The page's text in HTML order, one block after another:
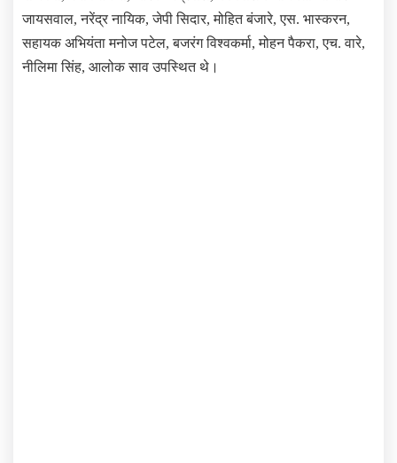
जायसवाल, नरेंद्र नायिक, जेपी सिदार, मोहित बंजारे, एस. भास्करन,
सहायक अभियंता मनोज पटेल, बजरंग विश्वकर्मा, मोहन पैकरा, एच. वारे,
नीलिमा सिंह, आलोक साव उपस्थित थे।